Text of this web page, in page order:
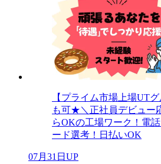
【プライム市場上場UT
も可★＼正社員デビュー
らOKの工場ワーク！電
ード選考！日払いOK
07月31日UP